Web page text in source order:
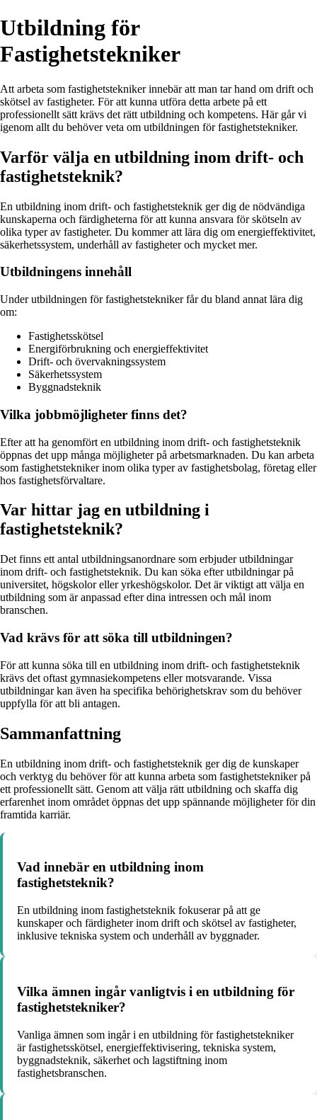
Utbildning för
Fastighetstekniker
Att arbeta som fastighetstekniker innebär att man tar hand om drift och
skötsel av fastigheter. För att kunna utföra detta arbete på ett
professionellt sätt krävs det rätt utbildning och kompetens. Här går vi
igenom allt du behöver veta om utbildningen för fastighetstekniker.
Varför välja en utbildning inom drift- och
fastighetsteknik?
En utbildning inom drift- och fastighetsteknik ger dig de nödvändiga
kunskaperna och färdigheterna för att kunna ansvara för skötseln av
olika typer av fastigheter. Du kommer att lära dig om energieffektivitet,
säkerhetssystem, underhåll av fastigheter och mycket mer.
Utbildningens innehåll
Under utbildningen för fastighetstekniker får du bland annat lära dig
om:
Fastighetsskötsel
Energiförbrukning och energieffektivitet
Drift- och övervakningssystem
Säkerhetssystem
Byggnadsteknik
Vilka jobbmöjligheter finns det?
Efter att ha genomfört en utbildning inom drift- och fastighetsteknik
öppnas det upp många möjligheter på arbetsmarknaden. Du kan arbeta
som fastighetstekniker inom olika typer av fastighetsbolag, företag eller
hos fastighetsförvaltare.
Var hittar jag en utbildning i
fastighetsteknik?
Det finns ett antal utbildningsanordnare som erbjuder utbildningar
inom drift- och fastighetsteknik. Du kan söka efter utbildningar på
universitet, högskolor eller yrkeshögskolor. Det är viktigt att välja en
utbildning som är anpassad efter dina intressen och mål inom
branschen.
Vad krävs för att söka till utbildningen?
För att kunna söka till en utbildning inom drift- och fastighetsteknik
krävs det oftast gymnasiekompetens eller motsvarande. Vissa
utbildningar kan även ha specifika behörighetskrav som du behöver
uppfylla för att bli antagen.
Sammanfattning
En utbildning inom drift- och fastighetsteknik ger dig de kunskaper
och verktyg du behöver för att kunna arbeta som fastighetstekniker på
ett professionellt sätt. Genom att välja rätt utbildning och skaffa dig
erfarenhet inom området öppnas det upp spännande möjligheter för din
framtida karriär.
Vad innebär en utbildning inom
fastighetsteknik?
En utbildning inom fastighetsteknik fokuserar på att ge
kunskaper och färdigheter inom drift och skötsel av fastigheter,
inklusive tekniska system och underhåll av byggnader.
Vilka ämnen ingår vanligtvis i en utbildning för
fastighetstekniker?
Vanliga ämnen som ingår i en utbildning för fastighetstekniker
är fastighetsskötsel, energieffektivisering, tekniska system,
byggnadsteknik, säkerhet och lagstiftning inom
fastighetsbranschen.